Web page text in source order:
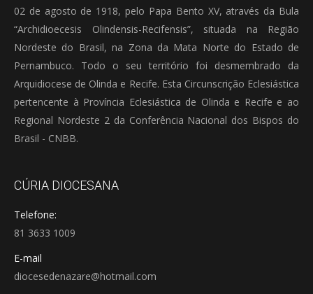
02 de agosto de 1918, pelo Papa Bento XV, através da Bula
“Archidioecesis Olindensis-Recifensis”, situada na Região
Nordeste do Brasil, na Zona da Mata Norte do Estado de
Pernambuco. Todo o seu território foi desmembrado da
Arquidiocese de Olinda e Recife. Esta Circunscrição Eclesiástica
pertencente à Província Eclesiástica de Olinda e Recife e ao
Regional Nordeste 2 da Conferência Nacional dos Bispos do
Brasil - CNBB.
CÚRIA DIOCESANA
Telefone:
81 3633 1009
E-mail
diocesedenazare@hotmail.com